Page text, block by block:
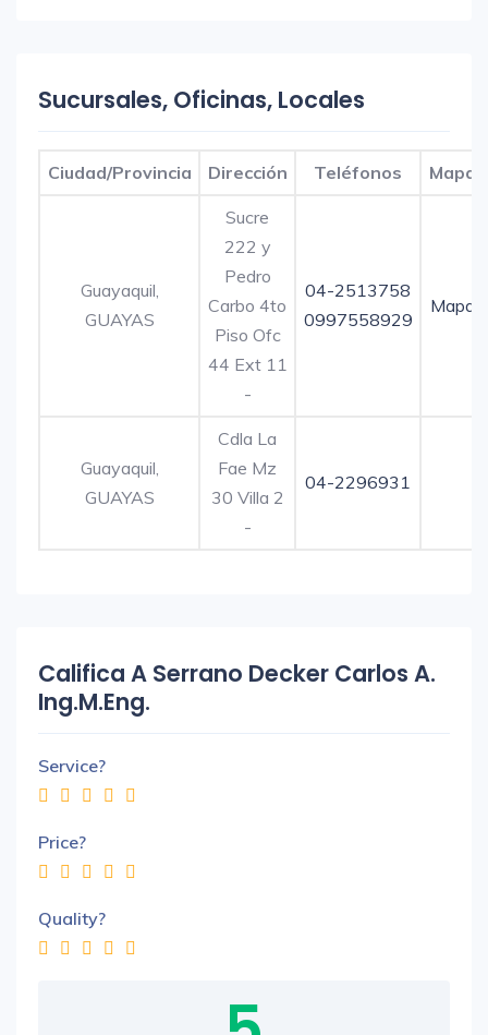
Sucursales, Oficinas, Locales
Ciudad/Provincia Dirección Teléfonos Mapa
Guayaquil,
GUAYAS
Sucre
222 y
Pedro
Carbo 4to
Piso Ofc
44 Ext 11
-
04-2513758
0997558929
Mapa
Guayaquil,
GUAYAS
Cdla La
Fae Mz
30 Villa 2
-
04-2296931
Califica A Serrano Decker Carlos A.
Ing.M.Eng.
Service?
Price?
Quality?